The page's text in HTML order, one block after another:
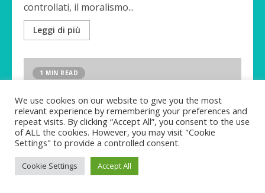
controllati, il moralismo...
Leggi di più
1 MIN READ
We use cookies on our website to give you the most
relevant experience by remembering your preferences and
repeat visits. By clicking “Accept All”, you consent to the use
of ALL the cookies. However, you may visit "Cookie
Settings" to provide a controlled consent.
Cookie Settings Accept All